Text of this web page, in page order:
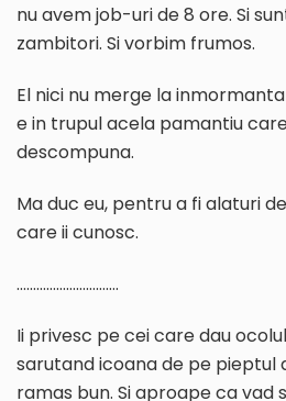
nu avem job-uri de 8 ore. Si
zambitori. Si vorbim frumos.
El nici nu merge la
e in trupul acela pamantiu
descompuna.
Ma duc eu, pentru a fi alaturi
care ii cunosc.
………………………….
Ii privesc pe cei care dau
sarutand icoana de pe pieptul
ramas bun. Si aproape ca vad